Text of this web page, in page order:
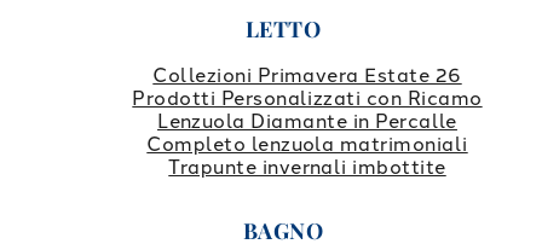
LETTO
Collezioni Primavera Estate 26
Prodotti Personalizzati con Ricamo
Lenzuola Diamante in Percalle
Completo lenzuola matrimoniali
Trapunte invernali imbottite
BAGNO